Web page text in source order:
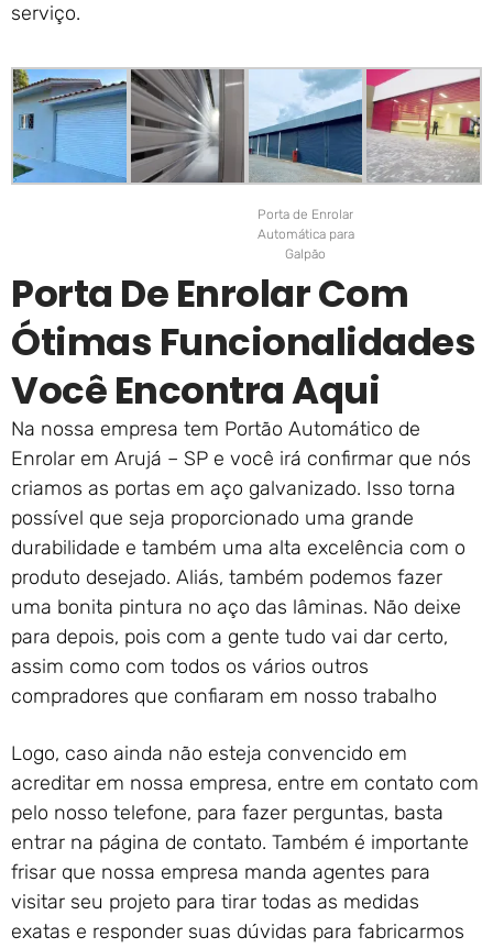
serviço.
Porta de Enrolar
Automática para
Galpão
Porta De Enrolar Com
Ótimas Funcionalidades
Você Encontra Aqui
Na nossa empresa tem Portão Automático de
Enrolar em Arujá – SP e você irá confirmar que nós
criamos as portas em aço galvanizado. Isso torna
possível que seja proporcionado uma grande
durabilidade e também uma alta excelência com o
produto desejado. Aliás, também podemos fazer
uma bonita pintura no aço das lâminas. Não deixe
para depois, pois com a gente tudo vai dar certo,
assim como com todos os vários outros
compradores que confiaram em nosso trabalho
Logo, caso ainda não esteja convencido em
acreditar em nossa empresa, entre em contato com
pelo nosso telefone, para fazer perguntas, basta
entrar na página de contato. Também é importante
frisar que nossa empresa manda agentes para
visitar seu projeto para tirar todas as medidas
exatas e responder suas dúvidas para fabricarmos